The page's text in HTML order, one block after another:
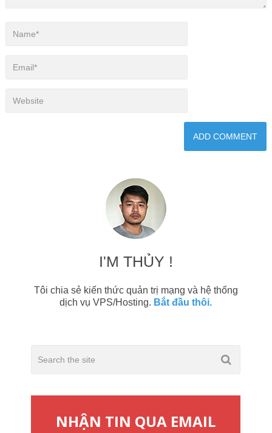
I'M THỦY !
Tôi chia sẻ kiến thức quản trị mạng và hệ thống
dịch vụ VPS/Hosting. Bắt đầu thôi.
NHẬN TIN QUA EMAIL